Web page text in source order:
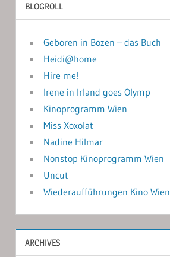
BLOGROLL
Geboren in Bozen – das Buch
Heidi@home
Hire me!
Irene in Irland goes Olymp
Kinoprogramm Wien
Miss Xoxolat
Nadine Hilmar
Nonstop Kinoprogramm Wien
Uncut
Wiederaufführungen Kino Wien
ARCHIVES